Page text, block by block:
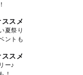
ススメ
夏祭り
ントも
ススメ
ー♪